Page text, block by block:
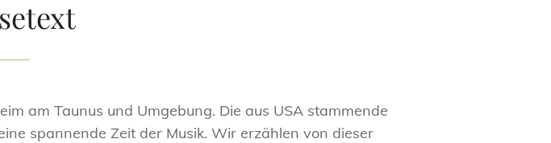
am Taunus und Umgebung. Die aus USA stammende
spannende Zeit der Musik. Wir erzählen von dieser